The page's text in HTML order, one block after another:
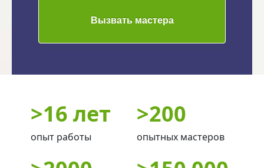
Вызвать мастера
>16 лет
опыт работы
>200
опытных мастеров